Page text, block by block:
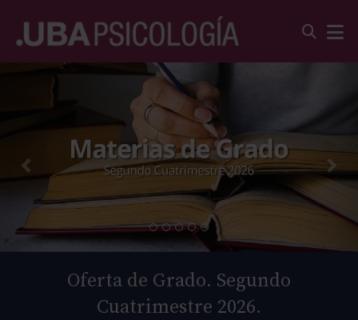
Oferta de Grado. Segundo
Cuatrimestre 2026.